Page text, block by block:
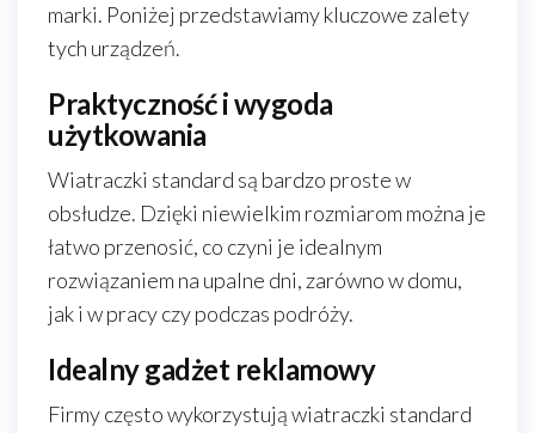
marki. Poniżej przedstawiamy kluczowe zalety
tych urządzeń.
Praktyczność i wygoda
użytkowania
Wiatraczki standard są bardzo proste w
obsłudze. Dzięki niewielkim rozmiarom można je
łatwo przenosić, co czyni je idealnym
rozwiązaniem na upalne dni, zarówno w domu,
jak i w pracy czy podczas podróży.
Idealny gadżet reklamowy
Firmy często wykorzystują wiatraczki standard